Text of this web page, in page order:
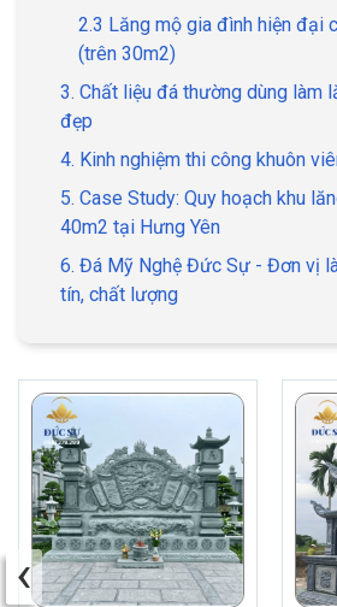
2.3 Lăng mộ gia đình hiện đại
(trên 30m2)
3. Chất liệu đá thường dùng làm
đẹp
4. Kinh nghiệm thi công khuôn
5. Case Study: Quy hoạch khu
40m2 tại Hưng Yên
6. Đá Mỹ Nghệ Đức Sự - Đơn vị
tín, chất lượng
‹